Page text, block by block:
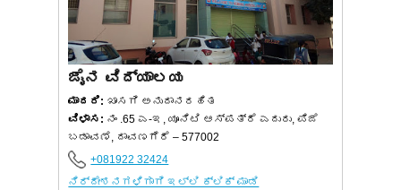
ಜೈನ ವಿದ್ಯಾಲಯ
ಮಾದರಿ: ಖಾಸಗಿ ಅನುದಾನರಹಿತ
ವಿಳಾಸ: ನಂ .65 ಎ-ಇ, ಯೂನಿಟಿ ಆಸ್ಪತ್ರೆ ಎದುರು, ಪಿಜೆ
ಬಡಾವಣೆ, ದಾವಣಗೆರೆ – 577002
+081922 32424
ನಿರ್ದೇಶನಗಳಿಗಾಗಿ ಇಲ್ಲಿ ಕ್ಲಿಕ್ ಮಾಡಿ